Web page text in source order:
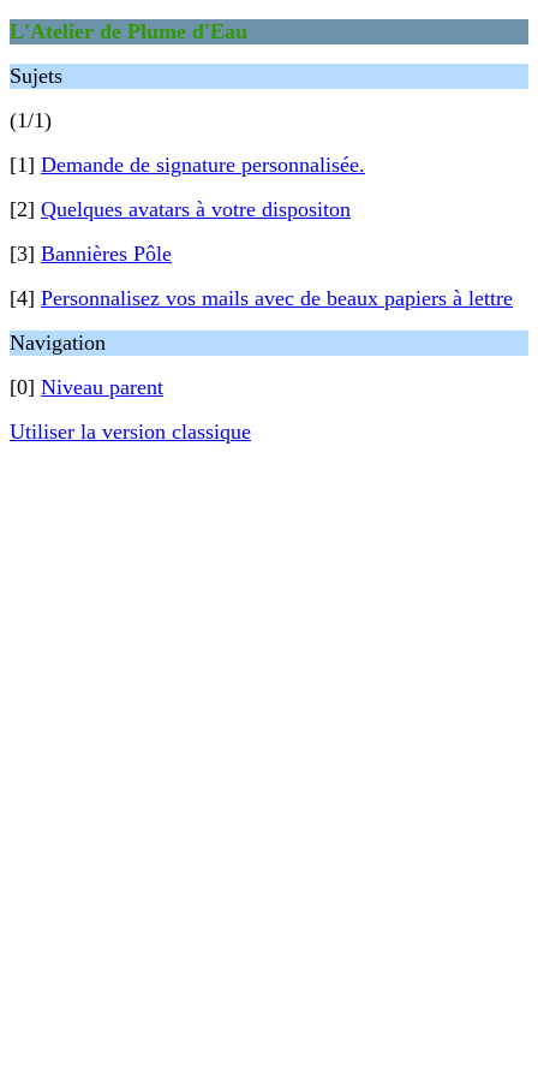
L'Atelier de Plume d'Eau
Sujets
(1/1)
[1] Demande de signature personnalisée.
[2] Quelques avatars à votre dispositon
[3] Bannières Pôle
[4] Personnalisez vos mails avec de beaux papiers à lettre
Navigation
[0] Niveau parent
Utiliser la version classique